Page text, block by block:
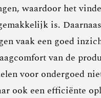
waardoor het
is.
vaak een goed
van de
voor ondergoed
ook een efficiënte